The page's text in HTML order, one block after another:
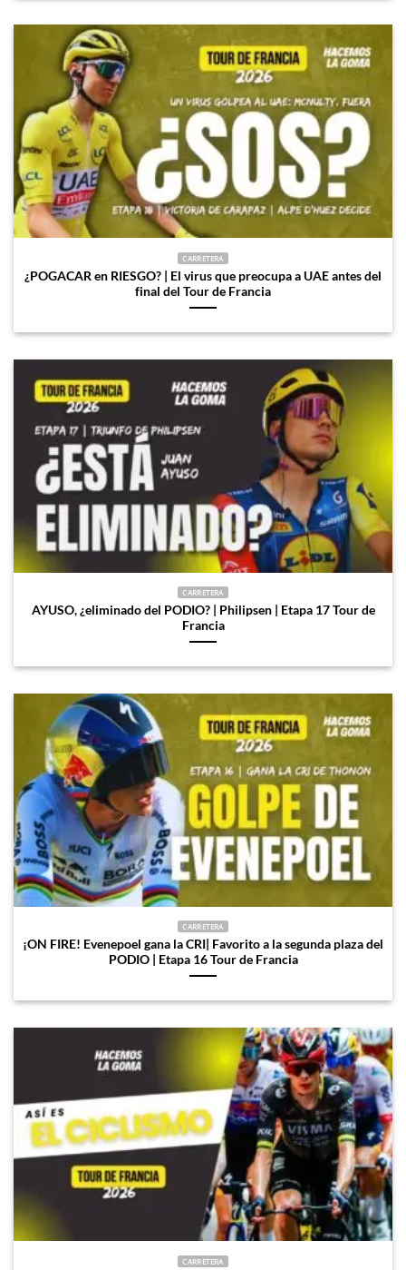
CARRETERA
¿POGACAR en RIESGO? | El virus que preocupa a UAE antes del
final del Tour de Francia
CARRETERA
AYUSO, ¿eliminado del PODIO? | Philipsen | Etapa 17 Tour de
Francia
CARRETERA
¡ON FIRE! Evenepoel gana la CRI| Favorito a la segunda plaza del
PODIO | Etapa 16 Tour de Francia
CARRETERA